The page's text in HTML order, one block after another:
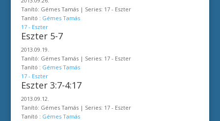
Tanító: Gémes Tamás | Series: 17 - Eszter
Tanító : Gémes Tamás
17 - Eszter
Eszter 5-7
2013.09.19.
Tanító: Gémes Tamás | Series: 17 - Eszter
Tanító : Gémes Tamás
17 - Eszter
Eszter 3:7-4:17
2013.09.12.
Tanító: Gémes Tamás | Series: 17 - Eszter
Tanító : Gémes Tamás